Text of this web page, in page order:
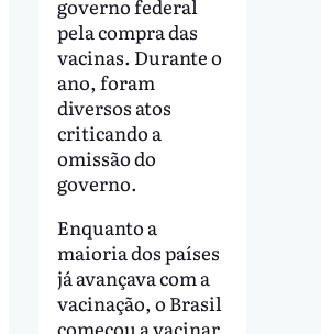
governo federal
pela compra das
vacinas. Durante o
ano, foram
diversos atos
criticando a
omissão do
governo.
Enquanto a
maioria dos países
já avançava com a
vacinação, o Brasil
começou a vacinar